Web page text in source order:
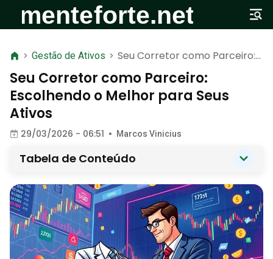
> Gestão de Ativos > Seu Corretor como Parceiro:
Escolhendo o Melhor para
Seus Ativos
Seu Corretor como Parceiro:
Escolhendo o Melhor para Seus
Ativos
29/03/2026 - 06:51 • Marcos Vinicius
Tabela de Conteúdo